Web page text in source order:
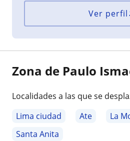
Ver perfil
Zona de Paulo
Localidades a las que se
Lima ciudad
Ate La
Santa Anita